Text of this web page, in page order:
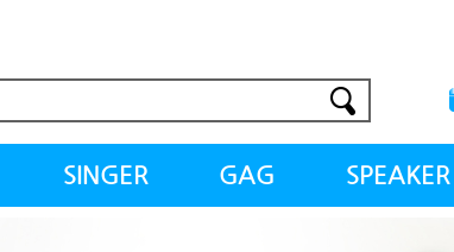
SINGER GAG SPEAKER